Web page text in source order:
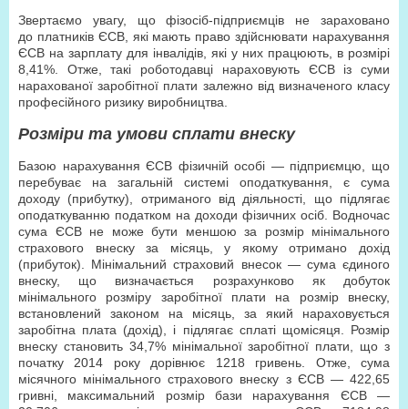
Звертаємо увагу, що фізосіб-підприємців не зараховано
до платників ЄСВ, які мають право здійснювати нарахування
ЄСВ на зарплату для інвалідів, які у них працюють, в розмірі
8,41%. Отже, такі роботодавці нараховують ЄСВ із суми
нарахованої заробітної плати залежно від визначеного класу
професійного ризику виробництва.
Розміри та умови сплати внеску
Базою нарахування ЄСВ фізичній особі — підприємцю, що
перебуває на загальній системі оподаткування, є сума
доходу (прибутку), отриманого від діяльності, що підлягає
оподаткуванню податком на доходи фізичних осіб. Водночас
сума ЄСВ не може бути меншою за розмір мінімального
страхового внеску за місяць, у якому отримано дохід
(прибуток). Мінімальний страховий внесок — сума єдиного
внеску, що визначається розрахунково як добуток
мінімального розміру заробітної плати на розмір внеску,
встановлений законом на місяць, за який нараховується
заробітна плата (дохід), і підлягає сплаті щомісяця. Розмір
внеску становить 34,7% мінімальної заробітної плати, що з
початку 2014 року дорівнює 1218 гривень. Отже, сума
місячного мінімального страхового внеску з ЄСВ — 422,65
гривні, максимальний розмір бази нарахування ЄСВ —